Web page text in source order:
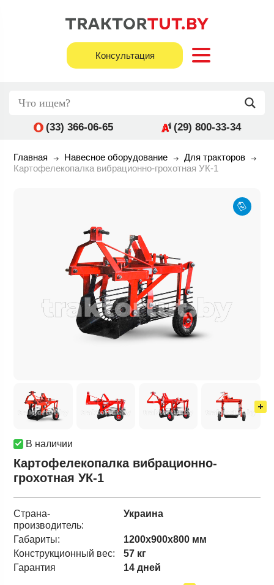
Консультация
(33) 366-06-65 (29) 800-33-34
Главная Навесное оборудование
Для тракторов
Картофелекопалка вибрационно-грохотная УК-1
В наличии
Картофелекопалка вибрационно-
грохотная УК-1
Страна-
производитель:
Украина
Габариты:
1200х900х800 мм
Конструкционный вес:
57 кг
Гарантия
14 дней